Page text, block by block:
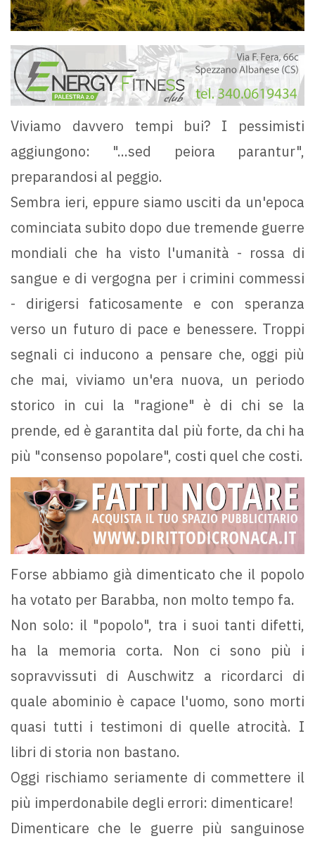
Viviamo davvero tempi bui? I pessimisti
aggiungono: "...sed peiora parantur",
preparandosi al peggio.
Sembra ieri, eppure siamo usciti da un'epoca
cominciata subito dopo due tremende guerre
mondiali che ha visto l'umanità - rossa di
sangue e di vergogna per i crimini commessi
- dirigersi faticosamente e con speranza
verso un futuro di pace e benessere. Troppi
segnali ci inducono a pensare che, oggi più
che mai, viviamo un'era nuova, un periodo
storico in cui la "ragione" è di chi se la
prende, ed è garantita dal più forte, da chi ha
più "consenso popolare", costi quel che costi.
Forse abbiamo già dimenticato che il popolo
ha votato per Barabba, non molto tempo fa.
Non solo: il "popolo", tra i suoi tanti difetti,
ha la memoria corta. Non ci sono più i
sopravvissuti di Auschwitz a ricordarci di
quale abominio è capace l'uomo, sono morti
quasi tutti i testimoni di quelle atrocità. I
libri di storia non bastano.
Oggi rischiamo seriamente di commettere il
più imperdonabile degli errori: dimenticare!
Dimenticare che le guerre più sanguinose